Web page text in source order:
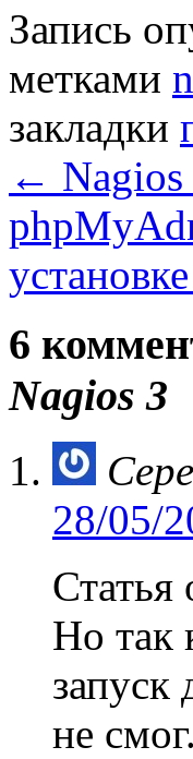
Запись
метками
закладки
← Nagios
6
Nagios 3
28/05/
Статья
Но так
запуск
не